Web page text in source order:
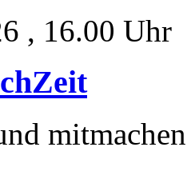
, 16.00 Uhr
mitmachen